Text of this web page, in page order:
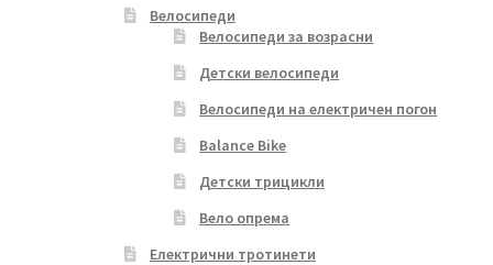
Велосипеди
Велосипеди за возрасни
Детски велосипеди
Велосипеди на електричен погон
Balance Bike
Детски трицикли
Вело опрема
Електрични тротинети